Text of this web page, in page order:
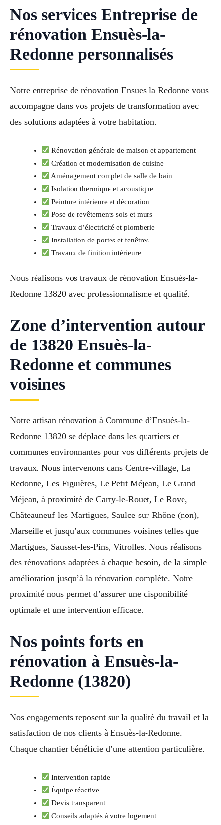
Nos services Entreprise de
rénovation Ensuès-la-
Redonne personnalisés
Notre entreprise de rénovation Ensues la Redonne vous
accompagne dans vos projets de transformation avec
des solutions adaptées à votre habitation.
Rénovation générale de maison et appartement
Création et modernisation de cuisine
Aménagement complet de salle de bain
Isolation thermique et acoustique
Peinture intérieure et décoration
Pose de revêtements sols et murs
Travaux d’électricité et plomberie
Installation de portes et fenêtres
Travaux de finition intérieure
Nous réalisons vos travaux de rénovation Ensuès-la-
Redonne 13820 avec professionnalisme et qualité.
Zone d’intervention autour
de 13820 Ensuès-la-
Redonne et communes
voisines
Notre artisan rénovation à Commune d’Ensuès-la-
Redonne 13820 se déplace dans les quartiers et
communes environnantes pour vos différents projets de
travaux. Nous intervenons dans Centre-village, La
Redonne, Les Figuières, Le Petit Méjean, Le Grand
Méjean, à proximité de Carry-le-Rouet, Le Rove,
Châteauneuf-les-Martigues, Saulce-sur-Rhône (non),
Marseille et jusqu’aux communes voisines telles que
Martigues, Sausset-les-Pins, Vitrolles. Nous réalisons
des rénovations adaptées à chaque besoin, de la simple
amélioration jusqu’à la rénovation complète. Notre
proximité nous permet d’assurer une disponibilité
optimale et une intervention efficace.
Nos points forts en
rénovation à Ensuès-la-
Redonne (13820)
Nos engagements reposent sur la qualité du travail et la
satisfaction de nos clients à Ensuès-la-Redonne.
Chaque chantier bénéficie d’une attention particulière.
Intervention rapide
Équipe réactive
Devis transparent
Conseils adaptés à votre logement